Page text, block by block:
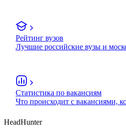
Рейтинг вузов
Лучшие российские вузы и
Статистика по вакансиям
Что происходит с вакансиями,
HeadHunter